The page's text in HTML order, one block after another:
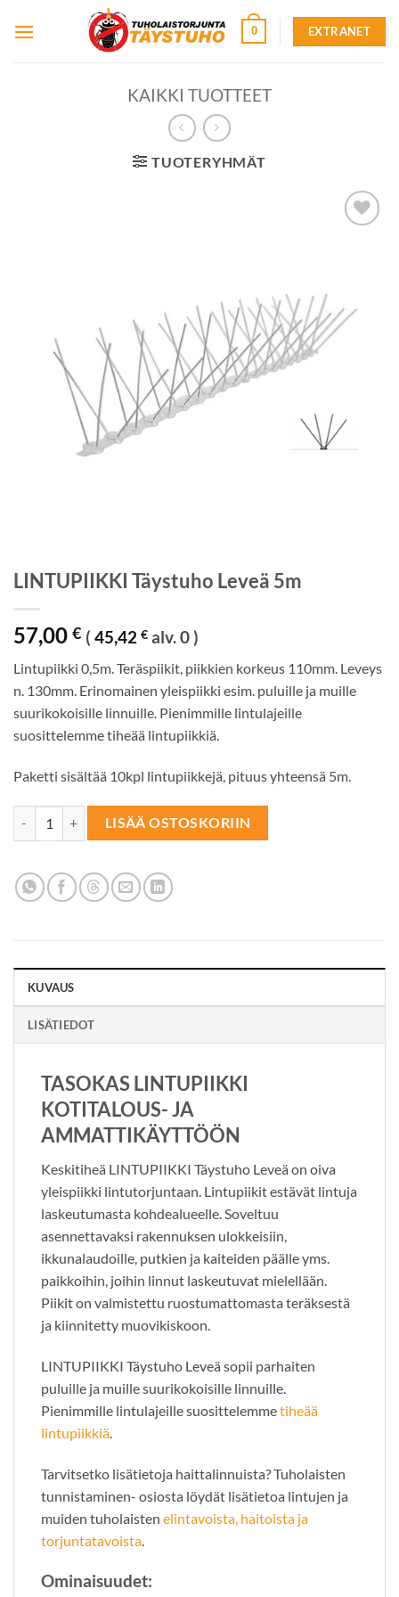
0 EXTRANET
KAIKKI TUOTTEET
TUOTERYHMÄT
LINTUPIIKKI Täystuho Leveä 5m
57,00 € ( 45,42 € alv. 0 )
Lintupiikki 0,5m. Teräspiikit, piikkien korkeus 110mm. Leveys
n. 130mm. Erinomainen yleispiikki esim. puluille ja muille
suurikokoisille linnuille. Pienimmille lintulajeille
suosittelemme tiheää lintupiikkiä.
Paketti sisältää 10kpl lintupiikkejä, pituus yhteensä 5m.
LINTUPIIKKI Täystuho Leveä 5m määrä
LISÄÄ OSTOSKORIIN
KUVAUS
LISÄTIEDOT
TASOKAS LINTUPIIKKI
KOTITALOUS- JA
AMMATTIKÄYTTÖÖN
Keskitiheä LINTUPIIKKI Täystuho Leveä on oiva
yleispiikki lintutorjuntaan. Lintupiikit estävät lintuja
laskeutumasta kohdealueelle. Soveltuu
asennettavaksi rakennuksen ulokkeisiin,
ikkunalaudoille, putkien ja kaiteiden päälle yms.
paikkoihin, joihin linnut laskeutuvat mielellään.
Piikit on valmistettu ruostumattomasta teräksestä
ja kiinnitetty muovikiskoon.
LINTUPIIKKI Täystuho Leveä sopii parhaiten
puluille ja muille suurikokoisille linnuille.
Pienimmille lintulajeille suosittelemmetiheää
lintupiikkiä.
Tarvitsetko lisätietoja haittalinnuista? Tuholaisten
tunnistaminen- osiosta löydät lisätietoa lintujen ja
muiden tuholaisten elintavoista, haitoista ja
torjuntatavoista.
Ominaisuudet: